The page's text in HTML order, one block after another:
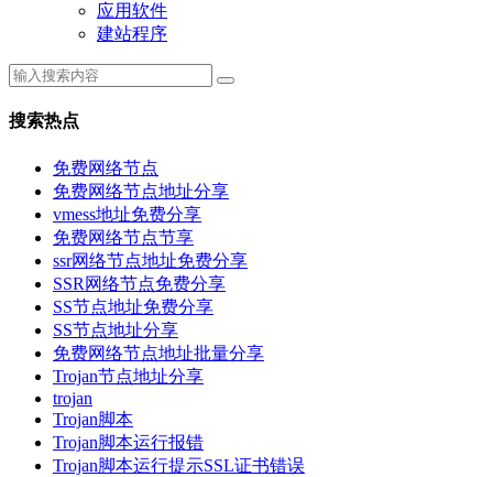
应用软件
建站程序
搜索热点
免费网络节点
免费网络节点地址分享
vmess地址免费分享
免费网络节点节享
ssr网络节点地址免费分享
SSR网络节点免费分享
SS节点地址免费分享
SS节点地址分享
免费网络节点地址批量分享
Trojan节点地址分享
trojan
Trojan脚本
Trojan脚本运行报错
Trojan脚本运行提示SSL证书错误